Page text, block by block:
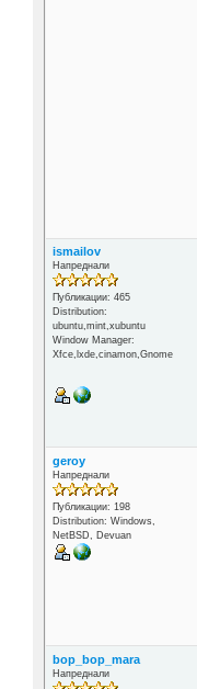
ismailov
Напреднали
Публикации: 465
Distribution:
ubuntu,mint,xubuntu
Window Manager:
Xfce,lxde,cinamon,Gnome
geroy
Напреднали
Публикации: 198
Distribution: Windows,
NetBSD, Devuan
bop_bop_mara
Напреднали